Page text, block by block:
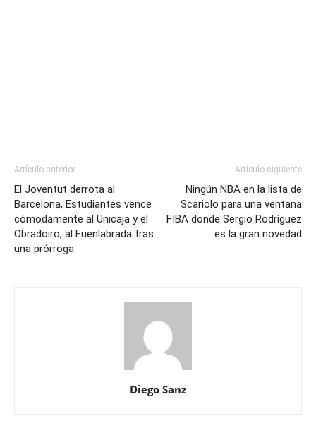
Artículo anterior
El Joventut derrota al
Barcelona, Estudiantes vence
cómodamente al Unicaja y el
Obradoiro, al Fuenlabrada tras
una prórroga
Artículo siguiente
Ningún NBA en la lista de
Scariolo para una ventana
FIBA donde Sergio Rodríguez
es la gran novedad
Diego Sanz